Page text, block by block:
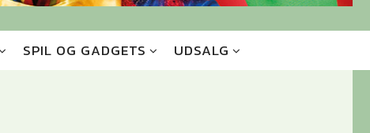
SPIL OG GADGETS UDSALG